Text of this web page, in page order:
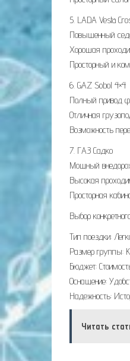
5. LADA Vesta
Повышенный
Хорошая
Просторный и
6. GAZ Sobol 4×4
Полный привод
Отличная
Возможность
7. ГАЗ Садко
Мощный
Высокая
Просторная
Выбор
Тип поездки:
Размер группы:
Бюджет:
Оснащение:
Надежность:
Читать